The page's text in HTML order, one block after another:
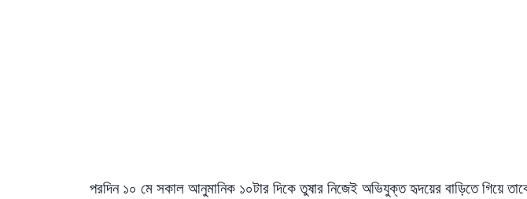
পরদিন ১০ মে সকাল আনুমানিক ১০টার দিকে তুষার নিজেই অভিযুক্ত হৃদয়ের বাড়িতে গিয়ে